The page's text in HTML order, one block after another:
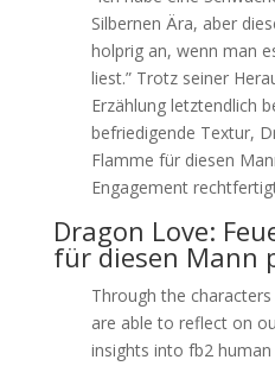
Silbernen Ära, aber
holprig an, wenn man
liest.” Trotz seiner
Erzählung letztendlich
befriedigende Textur,
Flamme für diesen
Engagement
Dragon Love:
für diesen Mann
Through the
are able to reflect on
insights into fb2